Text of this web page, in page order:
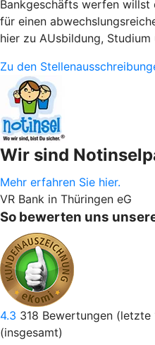
Bankgeschäfts werfen willst
für einen
hier zu AUsbildung,
Zu den
Wir sind
Mehr erfahren Sie hier.
VR Bank in Thüringen eG
So bewerten uns
4.3 318 Bewertungen (letzte
(insgesamt)